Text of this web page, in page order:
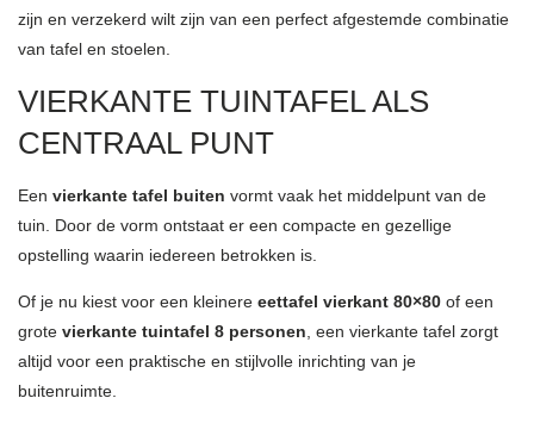
zijn en verzekerd wilt zijn van een perfect afgestemde combinatie
van tafel en stoelen.
VIERKANTE TUINTAFEL ALS
CENTRAAL PUNT
Een vierkante tafel buiten vormt vaak het middelpunt van de
tuin. Door de vorm ontstaat er een compacte en gezellige
opstelling waarin iedereen betrokken is.
Of je nu kiest voor een kleinere eettafel vierkant 80×80 of een
grote vierkante tuintafel 8 personen , een vierkante tafel zorgt
altijd voor een praktische en stijlvolle inrichting van je
buitenruimte.